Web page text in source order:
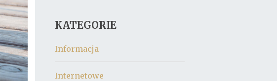
KATEGORIE
Informacja
Internetowe